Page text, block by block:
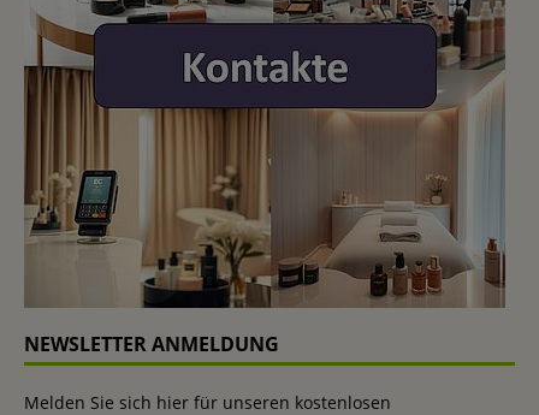
NEWSLETTER ANMELDUNG
Melden Sie sich hier für unseren kostenlosen